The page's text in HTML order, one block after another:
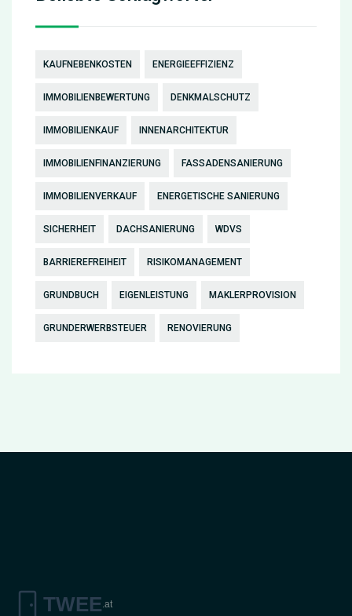
KAUFNEBENKOSTEN ENERGIEEFFIZIENZ
IMMOBILIENBEWERTUNG DENKMALSCHUTZ
IMMOBILIENKAUF INNENARCHITEKTUR
IMMOBILIENFINANZIERUNG FASSADENSANIERUNG
IMMOBILIENVERKAUF ENERGETISCHE SANIERUNG
SICHERHEIT DACHSANIERUNG WDVS
BARRIEREFREIHEIT RISIKOMANAGEMENT
GRUNDBUCH EIGENLEISTUNG MAKLERPROVISION
GRUNDERWERBSTEUER RENOVIERUNG